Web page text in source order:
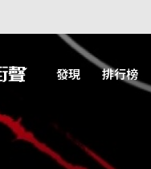
發現 排行榜